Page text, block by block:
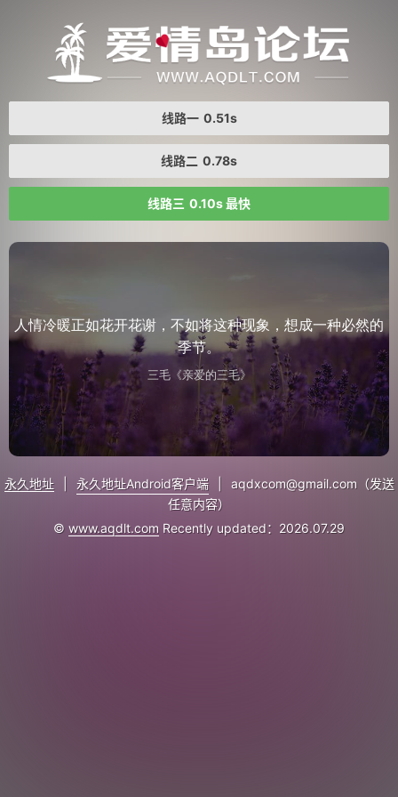
线路一 0.51s
线路二 0.78s
线路三 0.10s 最快
人情冷暖正如花开花谢，不如将这种现象，想成一种必然的
季节。
三毛《亲爱的三毛》
永久地址 永久地址Android客户端
aqdxcom@gmail.com（发送
任意内容）
© www.aqdlt.com Recently updated：2026.07.29